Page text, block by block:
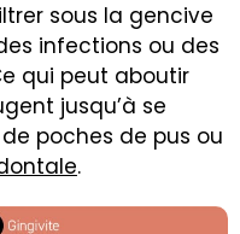
sous la gencive
infections ou des
qui peut aboutir
jusqu’à se
poches de pus ou
.